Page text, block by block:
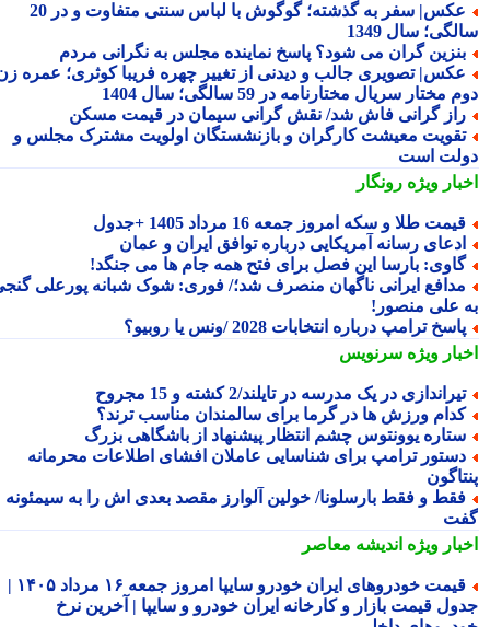
عکس| سفر به گذشته؛ گوگوش با لباس سنتی متفاوت و در 20
سال 1349
گران می شود؟ پاسخ نماینده مجلس به نگرانی مردم
تصویری جالب و دیدنی از تغییر چهره فریبا کوثری؛ عمره زن
مختار سریال مختارنامه در 59 سالگی؛ سال 1404
گرانی فاش شد/ نقش گرانی سیمان در قیمت مسکن
معیشت کارگران و بازنشستگان اولویت مشترک مجلس و
است
ویژهرونگار
طلا و سکه امروز جمعه 16 مرداد 1405 +جدول
رسانه آمریکایی درباره توافق ایران و عمان
بارسا این فصل برای فتح همه جام ها می جنگد!
ایرانی ناگهان منصرف شد؛/ فوری: شوک شبانه پورعلی گنجی
علی منصور!
ترامپ درباره انتخابات 2028 /ونس یا روبیو؟
ویژهسرنویس
در یک مدرسه در تایلند/2 کشته و 15 مجروح
ورزش ها در گرما برای سالمندان مناسب ترند؟
یوونتوس چشم انتظار پیشنهاد از باشگاهی بزرگ
ترامپ برای شناسایی عاملان افشای اطلاعات محرمانه
و فقط بارسلونا/ خولین آلوارز مقصد بعدی اش را به سیمئونه
ویژهاندیشه معاصر
قیمت خودروهای ایران خودرو سایپا امروز جمعه ۱۶ مرداد ۱۴۰۵ |
قیمت بازار و کارخانه ایران خودرو و سایپا | آخرین نرخ